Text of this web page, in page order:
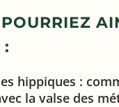
:
hippiques :
la valse des